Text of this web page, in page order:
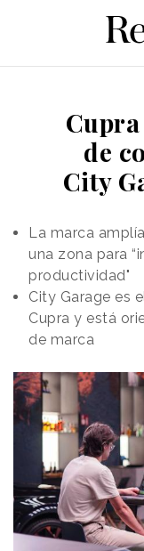
de
City
La marca
una zona para
productividad"
City Garage es
Cupra y está
de marca